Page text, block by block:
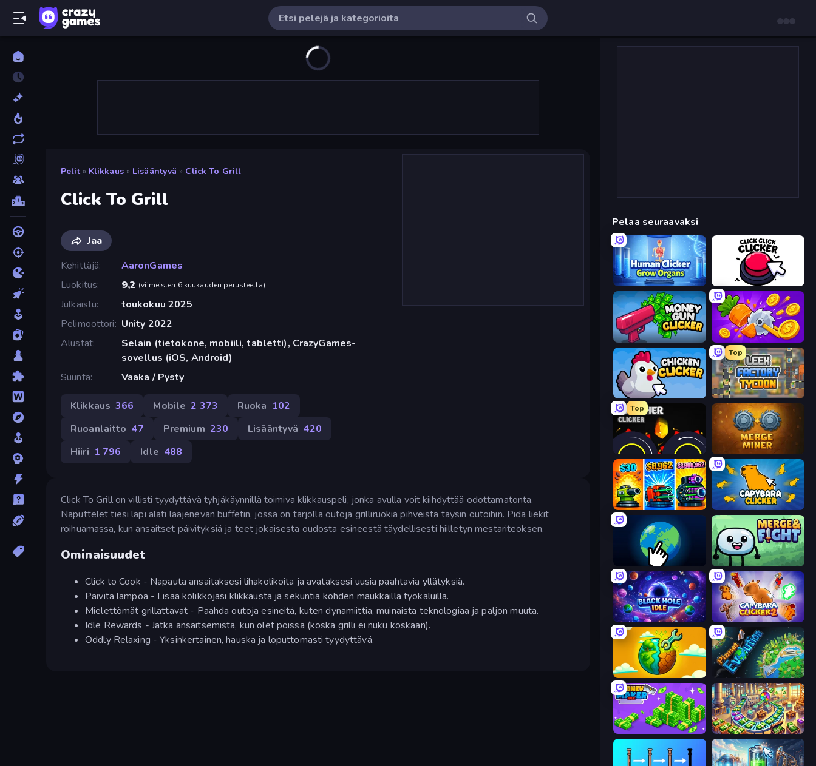
Pelit » Klikkaus » Lisääntyvä » Click To Grill
Click To Grill
Jaa
Kehittäjä
AaronGames
Luokitus
9,2 (viimeisten 6 kuukauden perusteella)
Julkaistu
toukokuu 2025
Pelimoottori
Unity 2022
Alustat
Selain (tietokone, mobiili, tabletti), CrazyGames-
sovellus (iOS, Android)
Suunta
Vaaka / Pysty
Klikkaus 366 Mobile 2 373 Ruoka 102
Ruoanlaitto 47 Premium 230 Lisääntyvä 420
Hiiri 1 796 Idle 488
Click To Grill on villisti tyydyttävä tyhjäkäynnillä toimiva klikkauspeli, jonka avulla voit kiihdyttää odottamatonta.
Naputtelet tiesi läpi alati laajenevan buffetin, jossa on tarjolla outoja grilliruokia pihveistä täysin outoihin. Pidä liekit
roihuamassa, kun ansaitset päivityksiä ja teet jokaisesta oudosta esineestä täydellisesti hiilletyn mestariteoksen.
Ominaisuudet
Click to Cook - Napauta ansaitaksesi lihakolikoita ja avataksesi uusia paahtavia yllätyksiä.
Päivitä lämpöä - Lisää kolikkojasi klikkausta ja sekuntia kohden maukkailla työkaluilla.
Mielettömät grillattavat - Paahda outoja esineitä, kuten dynamiittia, muinaista teknologiaa ja paljon muuta.
Idle Rewards - Jatka ansaitsemista, kun olet poissa (koska grilli ei nuku koskaan).
Oddly Relaxing - Yksinkertainen, hauska ja loputtomasti tyydyttävä.
Pelaa seuraavaksi
Human Clicker: Grow Organs Click Click Clicker
Money Gun Clicker Farm Ring Idle
Chicken Clicker
Top
Leek Factory Tycoon
Top
Crusher Clicker Merge Miner
Pumpkin Defense: Merge Cannon Capybara Clicker
Planet Clicker 2 Merge & Fight
Black Hole Idle Capybara Clicker 2
Land Explorers: Merge & Build Planet Evolution: Idle Clicker
Money Maker Idle Money Factory: Tycoon Idle Game